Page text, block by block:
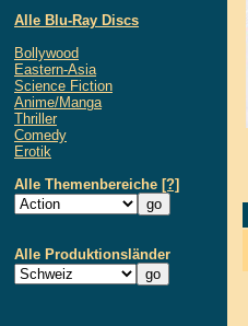
Alle Blu-Ray Discs
Bollywood
Eastern-Asia
Science Fiction
Anime/Manga
Thriller
Comedy
Erotik
Alle Themenbereiche [?]
Alle Produktionsländer